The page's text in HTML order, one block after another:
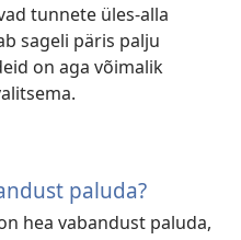
tunnete üles-alla
sageli päris palju
on aga võimalik
paluda?
hea vabandust paluda,